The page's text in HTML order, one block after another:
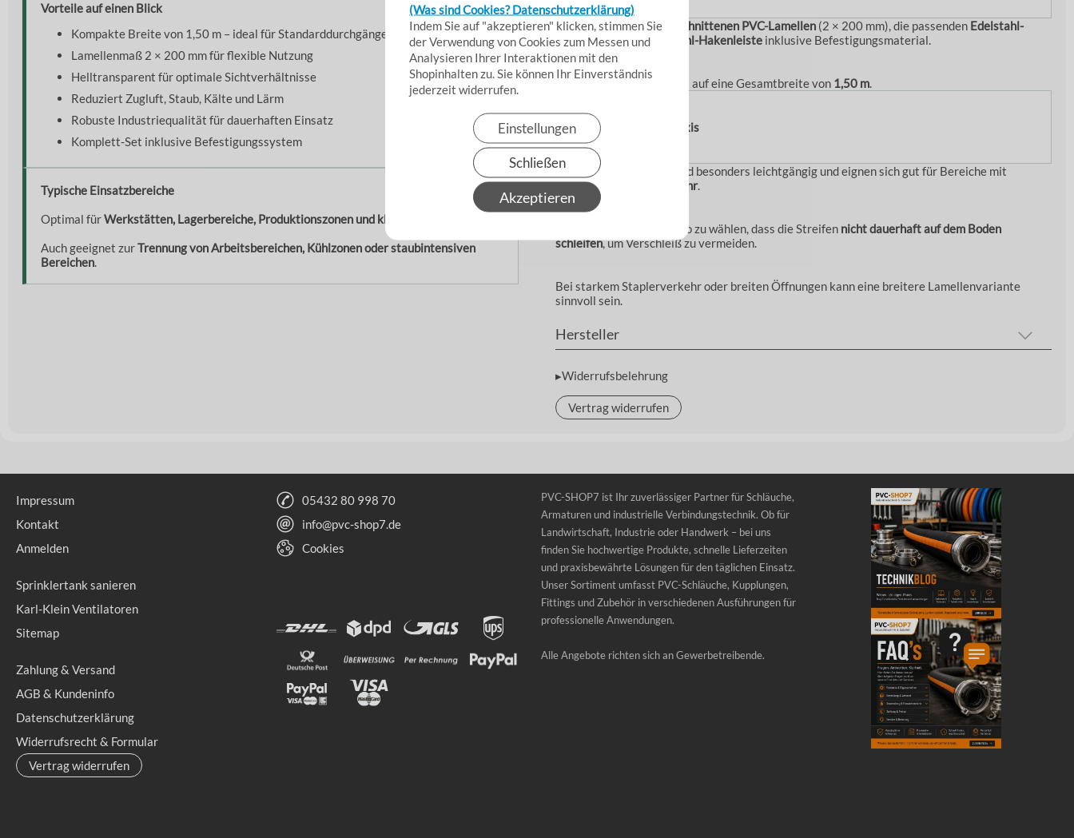
(Was sind Cookies? Datenschutzerklärung)
Indem Sie auf "akzeptieren" klicken, stimmen Sie
der Verwendung von Cookies zum Messen und
Analysieren Ihrer Interaktionen mit den
Shopinhalten zu. Sie können Ihr Einverständnis
jederzeit widerrufen.
Einstellungen
Schließen
Akzeptieren
Vorteile auf einen Blick
Kompakte Breite von 1,50 m – ideal für Standarddurchgänge
Lamellenmaß 2 × 200 mm für flexible Nutzung
Helltransparent für optimale Sichtverhältnisse
Reduziert Zugluft, Staub, Kälte und Lärm
Robuste Industriequalität für dauerhaften Einsatz
Komplett-Set inklusive Befestigungssystem
Typische Einsatzbereiche
Optimal fürWerkstätten, Lagerbereiche, Produktionszonen und kleinere Hallentore
Auch geeignet zurTrennung von Arbeitsbereichen, Kühlzonen oder staubintensiven
Bereichen.
Enthalten sind diezugeschnittenen PVC-Lamellen (2 × 200 mm), die passenden Edelstahl-
Pendelsowie dieEdelstahl-Hakenleiste inklusive Befestigungsmaterial.
Alles optimal abgestimmt auf eine Gesamtbreite von 1,50 m.
Hinweise aus der Praxis
Die 200 mm Lamellen
sind besonders leichtgängig und eignen sich gut für Bereiche mit
häufigem Personenverkehr.
Achte darauf, die Länge so zu wählen, dass die Streifen nicht dauerhaft auf dem Boden
schleifen, um Verschleiß zu vermeiden.
Bei starkem Staplerverkehr oder breiten Öffnungen kann eine breitere Lamellenvariante
sinnvoll sein.
Hersteller
▸Widerrufsbelehrung
Vertrag widerrufen
Impressum
Kontakt
Anmelden
Sprinklertank sanieren
Karl-Klein Ventilatoren
Sitemap
Zahlung & Versand
AGB & Kundeninfo
Datenschutzerklärung
Widerrufsrecht & Formular
Vertrag widerrufen
05432 80 998 70
info@pvc-shop7.de
Cookies
PVC-SHOP7 ist Ihr zuverlässiger Partner für Schläuche,
Armaturen und industrielle Verbindungstechnik. Ob für
Landwirtschaft, Industrie oder Handwerk – bei uns
finden Sie hochwertige Produkte, schnelle Lieferzeiten
und praxisbewährte Lösungen für den täglichen Einsatz.
Unser Sortiment umfasst PVC-Schläuche, Kupplungen,
Fittings und Zubehör in verschiedenen Ausführungen für
professionelle Anwendungen.
Alle Angebote richten sich an Gewerbetreibende.